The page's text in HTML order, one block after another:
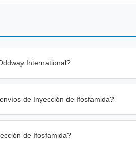
International?
de Inyección de Ifosfamida?
de Ifosfamida?